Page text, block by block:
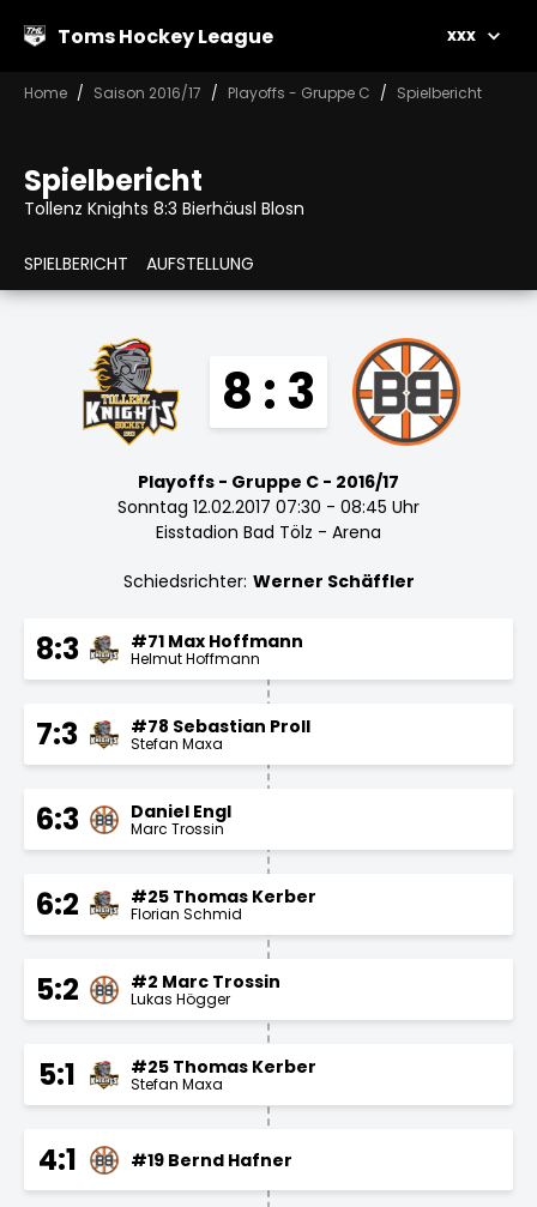
Toms Hockey League xxx
Home Saison 2016/17 Playoffs - Gruppe C Spielbericht
Spielbericht
Tollenz Knights 8:3 Bierhäusl Blosn
SPIELBERICHT AUFSTELLUNG
8 : 3
Playoffs - Gruppe C - 2016/17
Sonntag 12.02.2017 07:30 - 08:45 Uhr
Eisstadion Bad Tölz - Arena
Schiedsrichter: Werner Schäffler
8:3 #71 Max Hoffmann
Helmut Hoffmann
7:3 #78 Sebastian Proll
Stefan Maxa
6:3 Daniel Engl
Marc Trossin
6:2 #25 Thomas Kerber
Florian Schmid
5:2 #2 Marc Trossin
Lukas Högger
5:1 #25 Thomas Kerber
Stefan Maxa
4:1 #19 Bernd Hafner